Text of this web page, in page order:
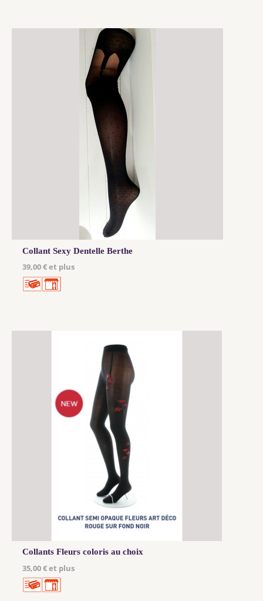
Collant Sexy Dentelle Berthe
39,00 € et plus
Collants Fleurs coloris au choix
35,00 € et plus